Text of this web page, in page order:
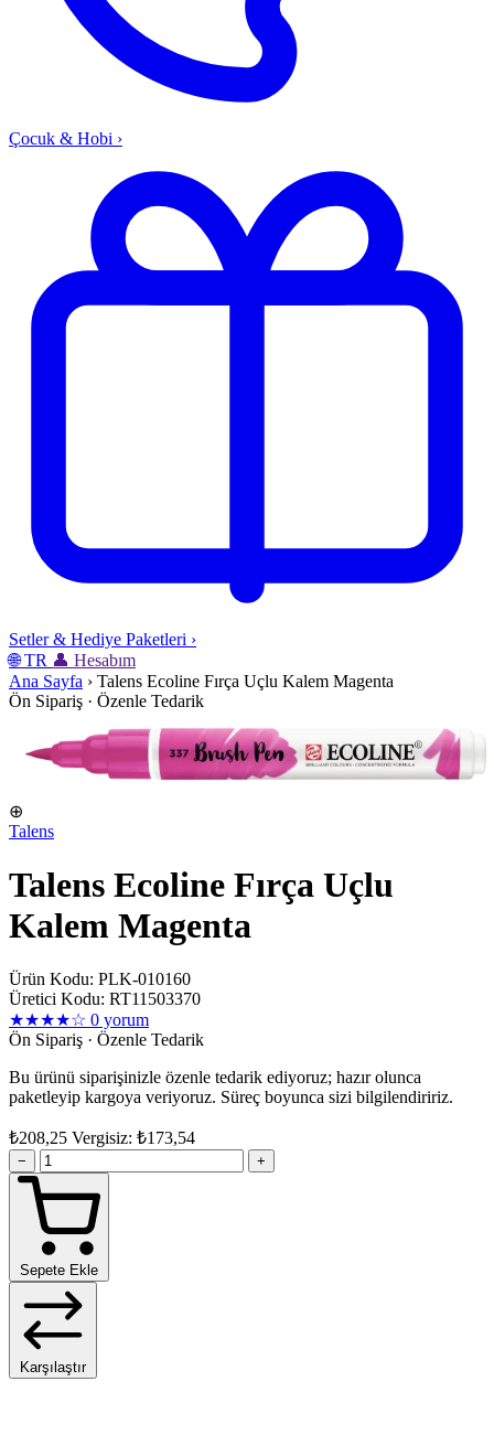
Çocuk & Hobi ›
Setler & Hediye Paketleri ›
🌐 TR 👤 Hesabım
Ana Sayfa › Talens Ecoline Fırça Uçlu Kalem Magenta
Ön Sipariş · Özenle Tedarik
⊕
Talens
Talens Ecoline Fırça Uçlu
Kalem Magenta
Ürün Kodu: PLK-010160
Üretici Kodu: RT11503370
★★★★☆ 0 yorum
Ön Sipariş · Özenle Tedarik
Bu ürünü siparişinizle özenle tedarik ediyoruz; hazır olunca
paketleyip kargoya veriyoruz. Süreç boyunca sizi bilgilendiririz.
₺208,25 Vergisiz: ₺173,54
− +
Sepete Ekle
Karşılaştır